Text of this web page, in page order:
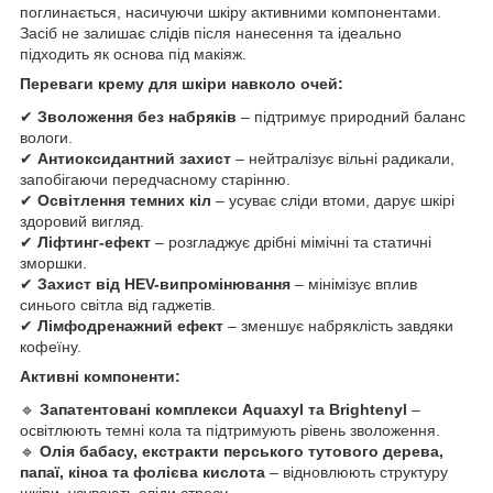
поглинається, насичуючи шкіру активними компонентами.
Засіб не залишає слідів після нанесення та ідеально
підходить як основа під макіяж.
Переваги крему для шкіри навколо очей:
✔ Зволоження без набряків – підтримує природний баланс
вологи.
✔ Антиоксидантний захист – нейтралізує вільні радикали,
запобігаючи передчасному старінню.
✔ Освітлення темних кіл – усуває сліди втоми, дарує шкірі
здоровий вигляд.
✔ Ліфтинг-ефект – розгладжує дрібні мімічні та статичні
зморшки.
✔ Захист від HEV-випромінювання – мінімізує вплив
синього світла від гаджетів.
✔ Лімфодренажний ефект – зменшує набряклість завдяки
кофеїну.
Активні компоненти:
🔹 Запатентовані комплекси Aquaxyl та Brightenyl –
освітлюють темні кола та підтримують рівень зволоження.
🔹 Олія бабасу, екстракти перського тутового дерева,
папаї, кіноа та фолієва кислота – відновлюють структуру